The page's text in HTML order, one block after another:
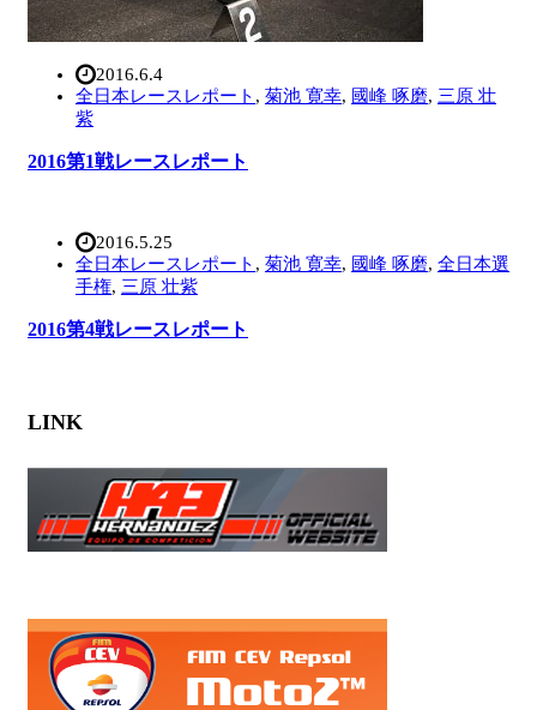
2016.6.4
全日本レースレポート , 菊池 寛幸, 國峰 啄磨, 三原 壮
紫
2016第1戦レースレポート
2016.5.25
全日本レースレポート , 菊池 寛幸, 國峰 啄磨, 全日本選
手権, 三原 壮紫
2016第4戦レースレポート
LINK